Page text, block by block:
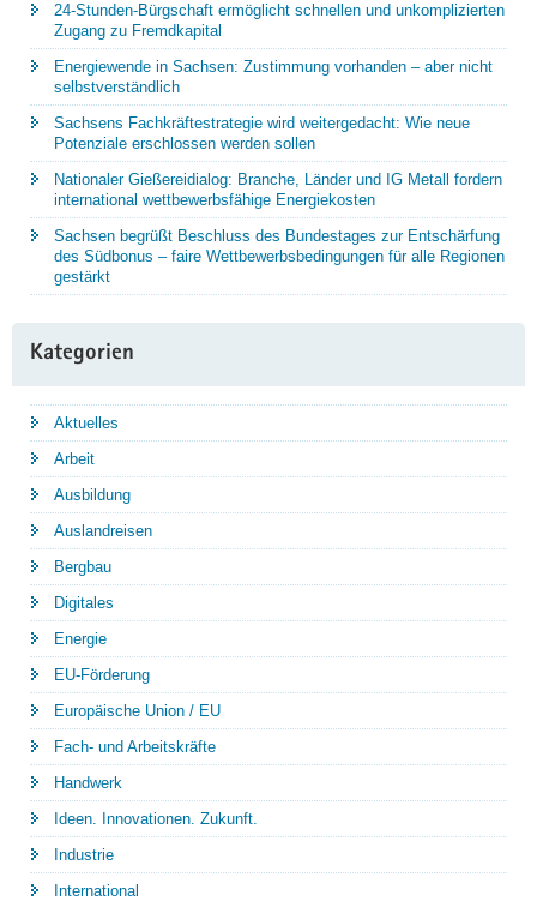
24-Stunden-Bürgschaft ermöglicht schnellen und unkomplizierten
Zugang zu Fremdkapital
Energiewende in Sachsen: Zustimmung vorhanden – aber nicht
selbstverständlich
Sachsens Fachkräftestrategie wird weitergedacht: Wie neue
Potenziale erschlossen werden sollen
Nationaler Gießereidialog: Branche, Länder und IG Metall fordern
international wettbewerbsfähige Energiekosten
Sachsen begrüßt Beschluss des Bundestages zur Entschärfung
des Südbonus – faire Wettbewerbsbedingungen für alle Regionen
gestärkt
Kategorien
Aktuelles
Arbeit
Ausbildung
Auslandreisen
Bergbau
Digitales
Energie
EU-Förderung
Europäische Union / EU
Fach- und Arbeitskräfte
Handwerk
Ideen. Innovationen. Zukunft.
Industrie
International